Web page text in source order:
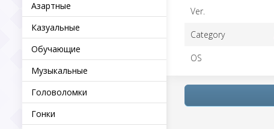
Азартные
Казуальные
Обучающие
Музыкальные
Головоломки
Гонки
Ver.
Category
OS